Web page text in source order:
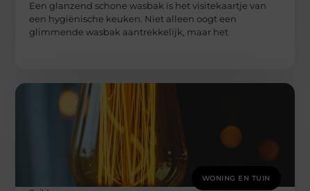
Een glanzend schone wasbak is het visitekaartje van
een hygiënische keuken. Niet alleen oogt een
glimmende wasbak aantrekkelijk, maar het
WONING EN TUIN